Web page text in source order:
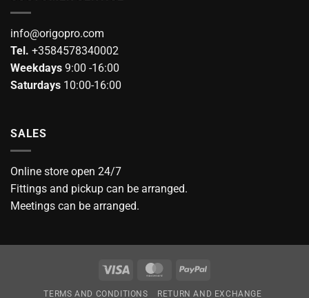
info@origopro.com
Tel. +3584578340002
Weekdays 9:00 -16:00
Saturdays 10:00-16:00
SALES
Online store open 24/7
Fittings and pickup can be arranged.
Meetings can be arranged.
Visa MasterCardPayPal
TERMS AND CONDITIONS RETURN AND EXCHANGE